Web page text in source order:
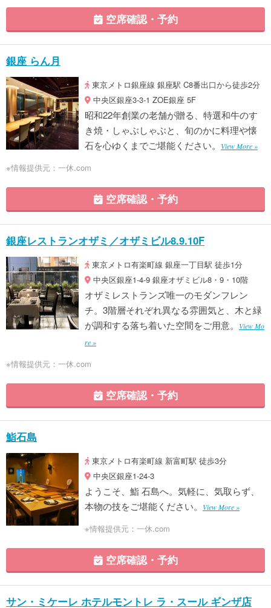
空席確認・予約
銀座 らん月
東京メトロ銀座線 銀座駅 C8番出口から徒歩2分
中央区銀座3-3-1 ZOE銀座 5F
昭和22年創業の老舗が贈る、特選和牛のす
き焼・しゃぶしゃぶと、旬のかに料理や懐
石を心ゆくまでご堪能ください。
View More »
※情報提供元：一休.com
空席確認・予約
銀座レストランオザミ／オザミビル8.9.10F
東京メトロ有楽町線 銀座一丁目駅 徒歩1分
中央区銀座1-4-9 銀座オザミビル8・9・10階
オザミレストランズ唯一のモダンフレン
チ。3階層それぞれ異なる雰囲気と、木と緑
が調和する落ち着いた空間をご用意。
View Mo
re »
※情報提供元：一休.com
空席確認・予約
鮨石島
東京メトロ有楽町線 新富町駅 徒歩3分
中央区銀座1-24-3
ようこそ、鮨 石島へ。気軽に、気取らず、
本物の技をご堪能ください。
View More »
※情報提供元：一休.com
空席確認・予約
サン・ミケーレ ホテルモントレ ラ・スール ギンザ店